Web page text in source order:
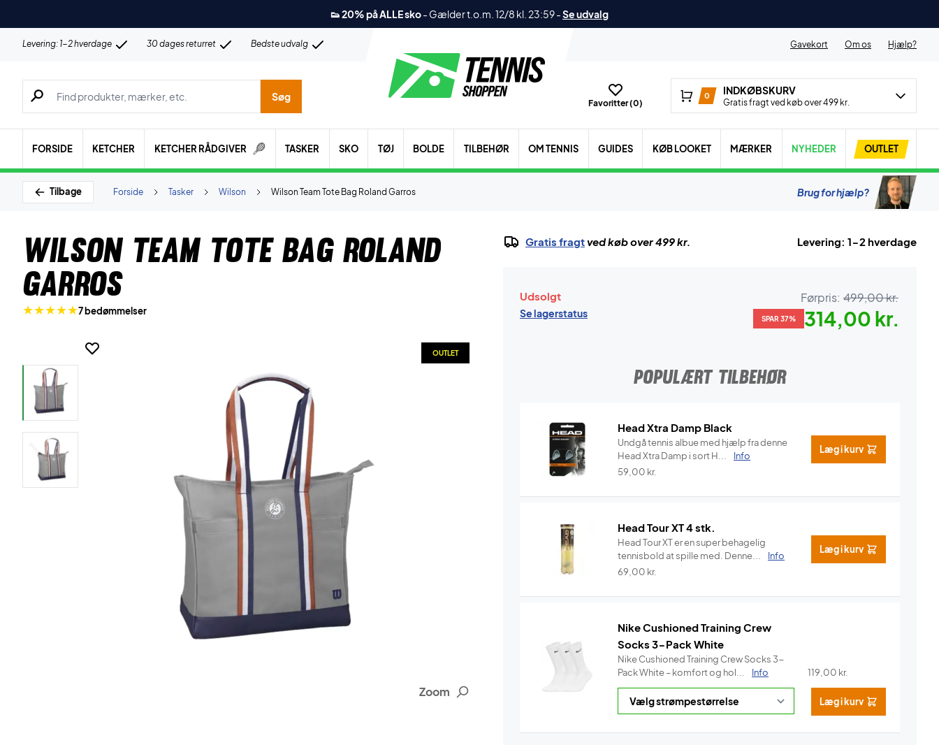
👟 20% på ALLE sko- Gælder t.o.m. 12/8 kl. 23:59-Se udvalg
Levering: 1-2 hverdage 30 dages returret Bedste udvalg Gavekort Om os Hjælp?
Søg efter produkter, mærker etc.
Søg
Favoritter (0)
0 INDKØBSKURV
Gratis fragt ved køb over 499 kr.
FORSIDE KETCHER KETCHER RÅDGIVER TASKER SKO TØJ BOLDE TILBEHØR OM TENNIS GUIDES KØB LOOKET MÆRKER NYHEDER OUTLET
Tilbage Wilson Team Tote Bag Roland Garros
Wilson
Tasker
Forside Brug for hjælp?
Wilson Team Tote Bag Roland
Garros
7 bedømmelser
Zoom
OUTLET
Gratis fragtved køb over 499 kr. Levering: 1-2 hverdage
Udsolgt
Se lagerstatus
Førpris: 499,00 kr.
SPAR 37% 314,00 kr.
POPULÆRT TILBEHØR
Head Xtra Damp Black
Undgå tennis albue med hjælp fra denne
Head Xtra Damp i sort H...
Info
59,00 kr.
Læg i kurv
Head Tour XT 4 stk.
Head Tour XT er en super behagelig
tennisbold at spille med. Denne...
Info
69,00 kr.
Læg i kurv
Nike Cushioned Training Crew
Socks 3-Pack White
Nike Cushioned Training Crew Socks 3-
Pack White – komfort og hol...
Info 119,00 kr.
Læg i kurv